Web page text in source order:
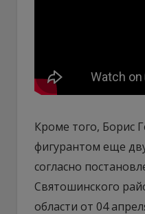
Кроме того, Борис
фигурантом еще
согласно
Святошинского
области от 04